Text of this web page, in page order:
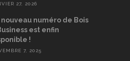
27, 2026
nouveau numéro de Bois
est enfin
!
7, 2025